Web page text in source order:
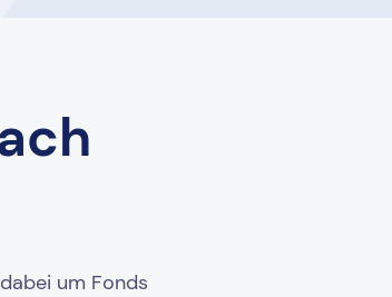
um Fonds